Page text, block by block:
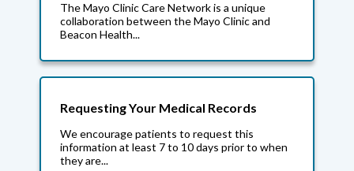
The Mayo Clinic Care Network is a unique
collaboration between the Mayo Clinic and
Beacon Health...
Requesting Your Medical Records
We encourage patients to request this
information at least 7 to 10 days prior to when
they are...